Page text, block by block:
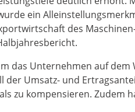
ein
des
das Unternehmen auf
der Umsatz- und
zu kompensieren. Zudem